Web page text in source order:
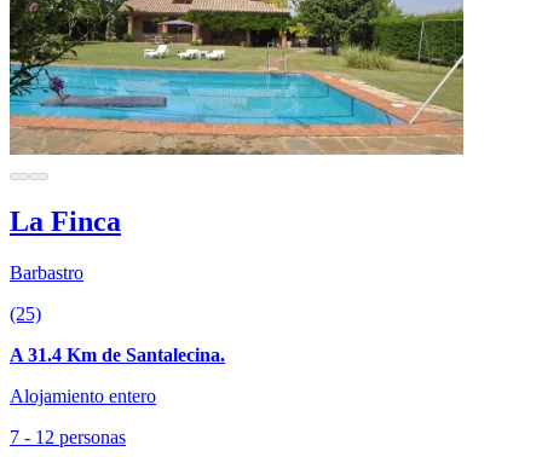
La Finca
Barbastro
(25)
A 31.4 Km de Santalecina.
Alojamiento entero
7 - 12 personas